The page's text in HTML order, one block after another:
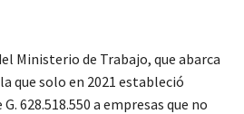
Ministerio de Trabajo, que abarca
que solo en 2021 estableció
628.518.550 a empresas que no